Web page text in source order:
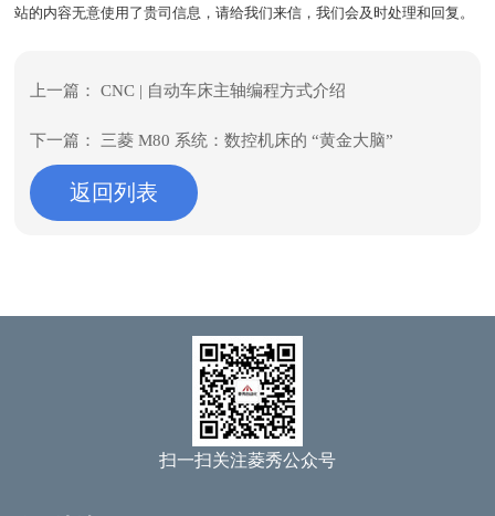
站的内容无意使用了贵司信息，请给我们来信，我们会及时处理和回复。
上一篇： CNC | 自动车床主轴编程方式介绍
返回列表
下一篇： 三菱 M80 系统：数控机床的 “黄金大脑”
扫一扫关注菱秀公众号